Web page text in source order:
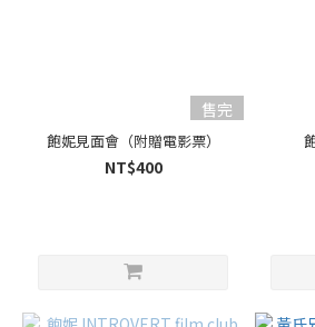
售完
飽妮見面會（附贈電影票）
NT$400